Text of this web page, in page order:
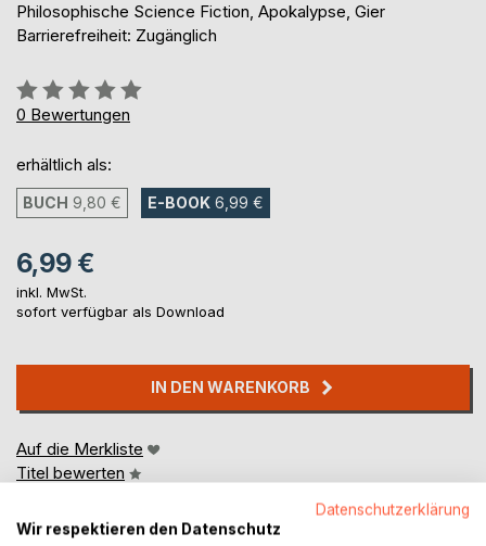
Philosophische Science Fiction, Apokalypse, Gier
Barrierefreiheit: Zugänglich
Bewertung::
0%
0 Bewertungen
erhältlich als:
BUCH 9,80 € E-BOOK 6,99 €
6,99 €
inkl. MwSt.
sofort verfügbar als Download
IN DEN WARENKORB
Auf die Merkliste
Titel bewerten
Datenschutzerklärung
Wir respektieren den Datenschutz